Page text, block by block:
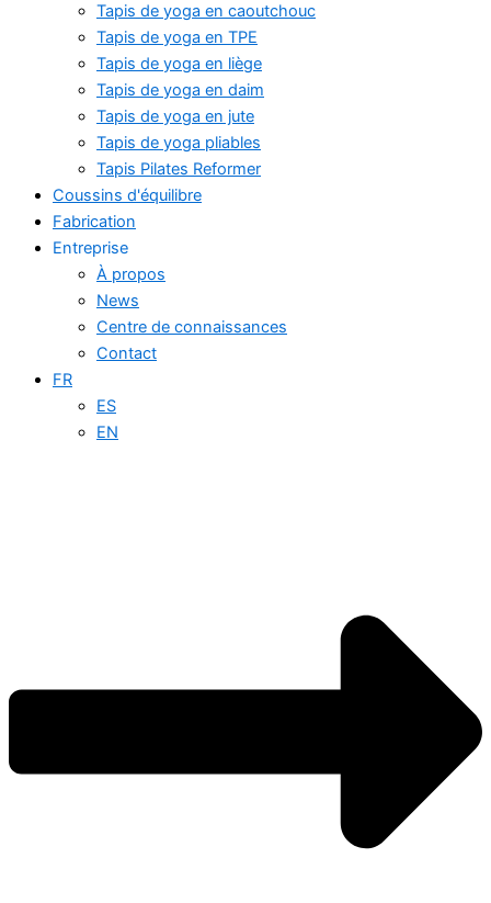
Tapis de yoga en caoutchouc
Tapis de yoga en TPE
Tapis de yoga en liège
Tapis de yoga en daim
Tapis de yoga en jute
Tapis de yoga pliables
Tapis Pilates Reformer
Coussins d'équilibre
Fabrication
Entreprise
À propos
News
Centre de connaissances
Contact
FR
ES
EN